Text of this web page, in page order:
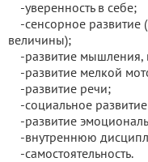
-уверенность в себе;
-сенсорное развитие
величины);
-развитие мышления,
-развитие мелкой
-развитие речи;
-социальное
-развитие
-внутреннюю
-самостоятельность.